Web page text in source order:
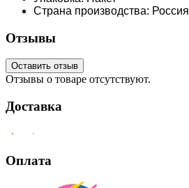
Страна производства: Россия
Отзывы
Оставить отзыв
Отзывы о товаре отсутствуют.
Доставка
Оплата